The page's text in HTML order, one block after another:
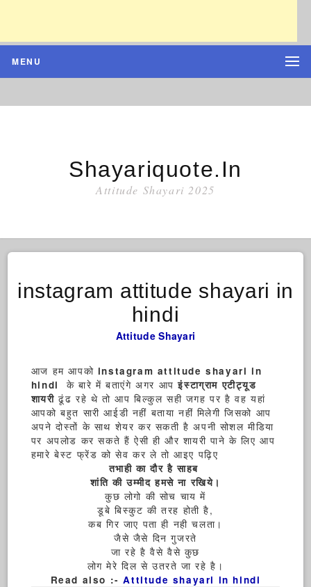
MENU
Shayariquote.in
Attitude Shayari 2025
instagram attitude shayari in
hindi
Attitude Shayari
आज हम आपको instagram attitude shayari in
hindi
के बारे में बताएंगे अगर आप इंस्टाग्राम एटीट्यूड
शायरी ढूंढ रहे थे तो आप बिल्कुल सही जगह पर है वह यहां
आपको बहुत सारी आईडी नहीं बताया नहीं मिलेगी जिसको आप
अपने दोस्तों के साथ शेयर कर सकती है अपनी सोशल मीडिया
पर अपलोड कर सकते हैं ऐसी ही और शायरी पाने के लिए आप
हमारे बेस्ट फ्रेंड को सेव कर ले तो आइए पढ़िए
तभाही का दौर है साहब
शांति की उम्मीद हमसे ना रखिये।
कुछ लोगो की सोच चाय में
डूबे बिस्कुट की तरह होती है,
कब गिर जाए पता ही नही चलता।
जैसे जैसे दिन गुजरते
जा रहे है वैसे वैसे कुछ
लोग मेरे दिल से उतरते जा रहे है।
Read also :-Attitude shayari in hindi